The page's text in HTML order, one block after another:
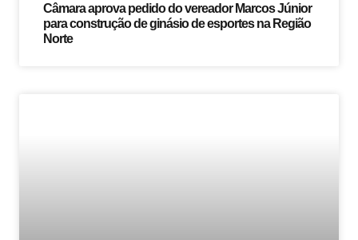
Câmara aprova pedido do vereador Marcos Júnior
para construção de ginásio de esportes na Região
Norte